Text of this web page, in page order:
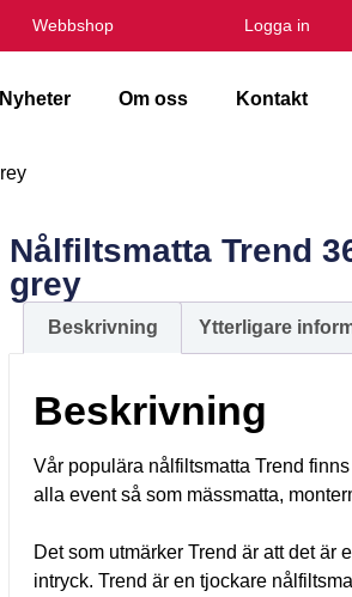
Webbshop Logga in
Nyheter Om oss Kontakt
Nålfiltsmatta Trend
grey
Beskrivning Ytterligare
Beskrivning
Vår populära nålfiltsmatta Trend
alla event så som mässmatta,
Det som utmärker Trend är att det är
intryck. Trend är en tjockare